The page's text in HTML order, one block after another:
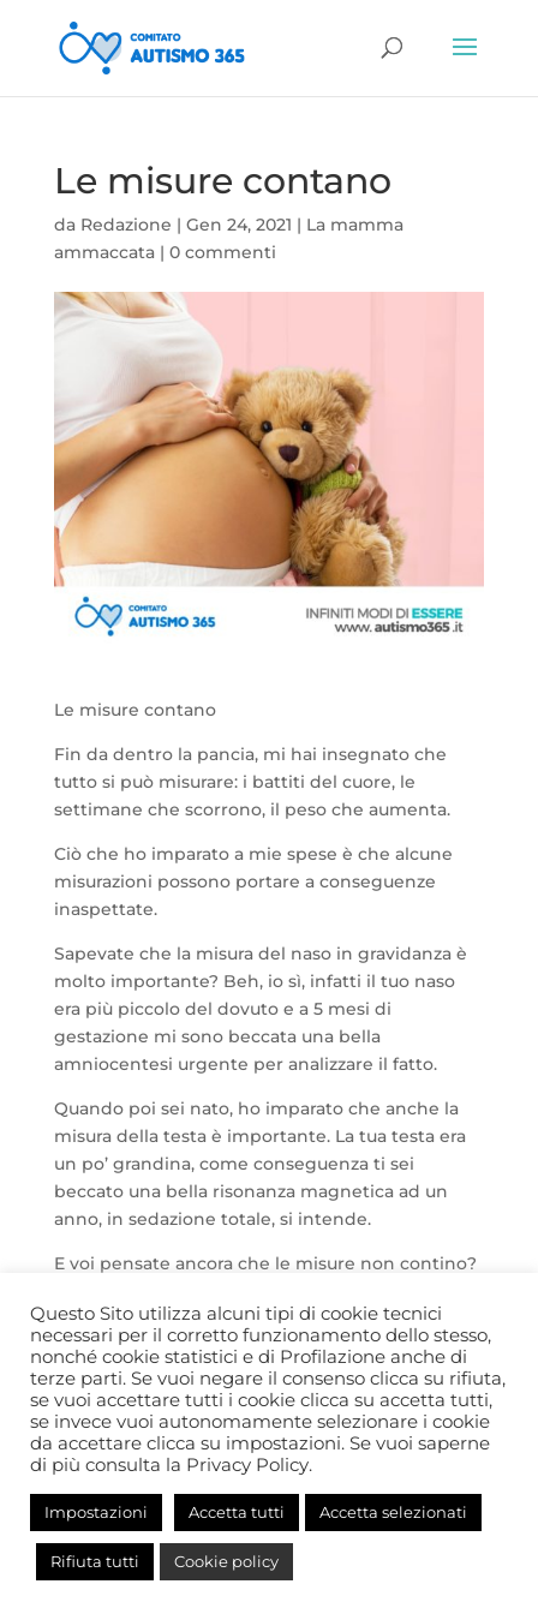
Le misure contano
da Redazione | Gen 24, 2021 | La mamma
ammaccata| 0 commenti
Le misure contano
Fin da dentro la pancia, mi hai insegnato che
tutto si può misurare: i battiti del cuore, le
settimane che scorrono, il peso che aumenta.
Ciò che ho imparato a mie spese è che alcune
misurazioni possono portare a conseguenze
inaspettate.
Sapevate che la misura del naso in gravidanza è
molto importante? Beh, io sì, infatti il tuo naso
era più piccolo del dovuto e a 5 mesi di
gestazione mi sono beccata una bella
amniocentesi urgente per analizzare il fatto.
Quando poi sei nato, ho imparato che anche la
misura della testa è importante. La tua testa era
un po’ grandina, come conseguenza ti sei
beccato una bella risonanza magnetica ad un
anno, in sedazione totale, si intende.
E voi pensate ancora che le misure non contino?
portata dietro un bel metro da sarta per misurare
il tuo testone, così, a tradimento, quando meno
te l’aspettavi, tanto per evitare che,
improvvisamente, la situazione mi sfuggisse di
mano, o di testa, che dir si voglia.
FdM
© Comitato Autismo 365 - APS
Questo Sito utilizza alcuni tipi di cookie tecnici
necessari per il corretto funzionamento dello stesso,
nonché cookie statistici e di Profilazione anche di
terze parti. Se vuoi negare il consenso clicca su rifiuta,
se vuoi accettare tutti i cookie clicca su accetta tutti,
se invece vuoi autonomamente selezionare i cookie
da accettare clicca su impostazioni. Se vuoi saperne
di più consulta la Privacy Policy.
Impostazioni Accetta tutti Accetta selezionati
Rifiuta tutti Cookie policy